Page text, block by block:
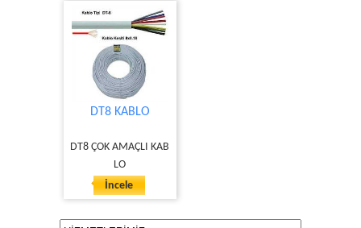
DT8 KABLO
DT8 ÇOK AMAÇLI KAB
LO
İncele